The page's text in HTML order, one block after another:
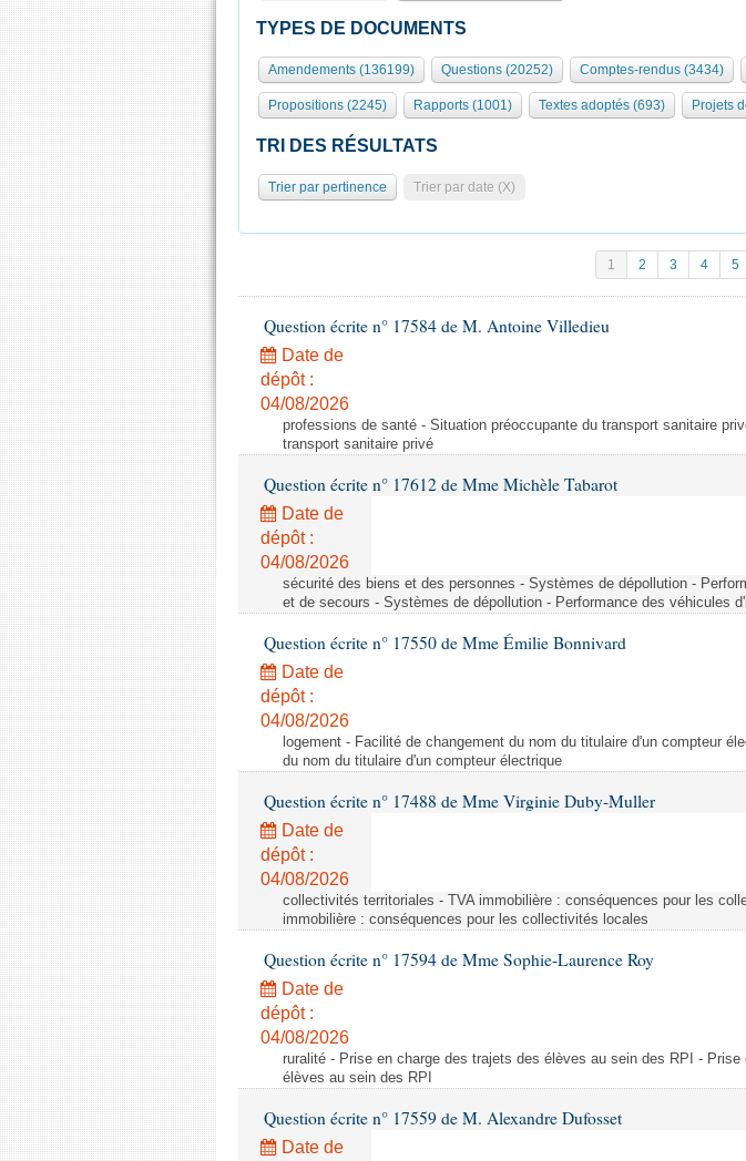
TYPES DE DOCUMENTS
Amendements (136199) Questions (20252) Comptes-rendus (3434)
Propositions (2245) Rapports (1001) Textes adoptés (693) Projets
TRI DES RÉSULTATS
Trier par pertinence Trier par date (X)
1 2 3 4 5
Question écrite n° 17584 de M. Antoine Villedieu
Date de
dépôt :
04/08/2026
professions de santé - Situation préoccupante du transport sanitaire
transport sanitaire privé
Question écrite n° 17612 de Mme Michèle Tabarot
Date de
dépôt :
04/08/2026
sécurité des biens et des personnes - Systèmes de dépollution -
et de secours - Systèmes de dépollution - Performance des véhicules
Question écrite n° 17550 de Mme Émilie Bonnivard
Date de
dépôt :
04/08/2026
logement - Facilité de changement du nom du titulaire d'un compteur
du nom du titulaire d'un compteur électrique
Question écrite n° 17488 de Mme Virginie Duby-Muller
Date de
dépôt :
04/08/2026
collectivités territoriales - TVA immobilière : conséquences pour les
immobilière : conséquences pour les collectivités locales
Question écrite n° 17594 de Mme Sophie-Laurence Roy
Date de
dépôt :
04/08/2026
ruralité - Prise en charge des trajets des élèves au sein des RPI - Prise
élèves au sein des RPI
Question écrite n° 17559 de M. Alexandre Dufosset
Date de